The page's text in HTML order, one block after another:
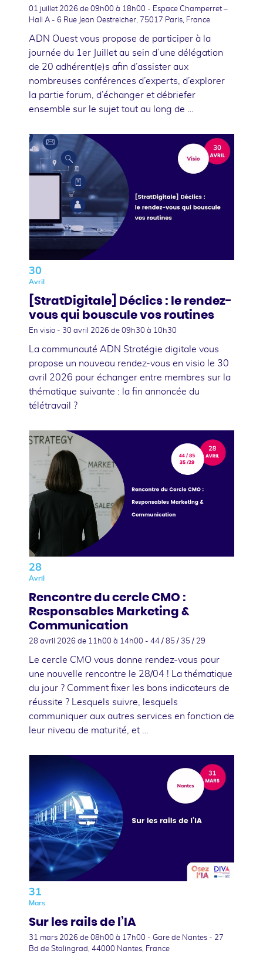
01 juillet 2026 de 09h00 à 18h00 - Espace Champerret –
Hall A - 6 Rue Jean Oestreicher, 75017 Paris, France
ADN Ouest vous propose de participer à la
journée du 1er Juillet au sein d’une délégation
de 20 adhérent(e)s afin d’assister aux
nombreuses conférences d’experts, d’explorer
la partie forum, d’échanger et débriefer
ensemble sur le sujet tout au long de …
30
Avril
[StratDigitale] Déclics : le rendez-
vous qui bouscule vos routines
En visio - 30 avril 2026 de 09h30 à 10h30
La communauté ADN Stratégie digitale vous
propose un nouveau rendez-vous en visio le 30
avril 2026 pour échanger entre membres sur la
thématique suivante : la fin annoncée du
télétravail ?
28
Avril
Rencontre du cercle CMO :
Responsables Marketing &
Communication
28 avril 2026 de 11h00 à 14h00 - 44 / 85 / 35 / 29
Le cercle CMO vous donne rendez-vous pour
une nouvelle rencontre le 28/04 ! La thématique
du jour ? Comment fixer les bons indicateurs de
réussite ? Lesquels suivre, lesquels
communiquer aux autres services en fonction de
leur niveau de maturité, et …
31
Mars
Sur les rails de l’IA
31 mars 2026 de 08h00 à 17h00 - Gare de Nantes - 27
Bd de Stalingrad, 44000 Nantes, France